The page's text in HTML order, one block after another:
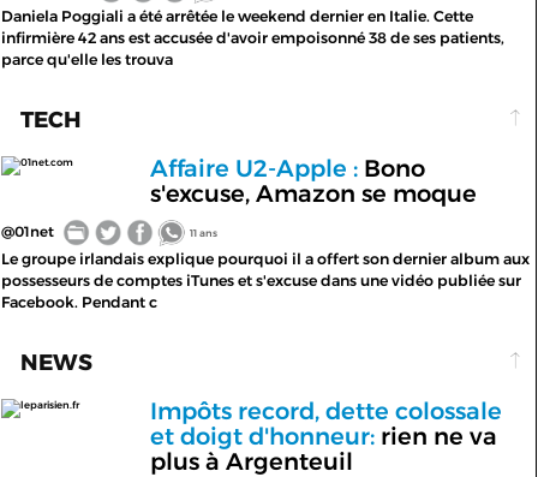
Daniela Poggiali a été arrêtée le weekend dernier en Italie. Cette
infirmière 42 ans est accusée d'avoir empoisonné 38 de ses patients,
parce qu'elle les trouva
TECH
01net.com Affaire U2-Apple :Bono
s'excuse, Amazon se moque
@01net 11 ans
Le groupe irlandais explique pourquoi il a offert son dernier album aux
possesseurs de comptes iTunes et s'excuse dans une vidéo publiée sur
Facebook. Pendant c
NEWS
leparisien.fr
Impôts record, dette colossale
et doigt d'honneur:rien ne va
plus à Argenteuil